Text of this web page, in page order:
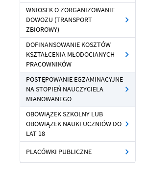
WNIOSEK O ZORGANIZOWANIE
DOWOZU (TRANSPORT
ZBIOROWY)
DOFINANSOWANIE KOSZTÓW
KSZTAŁCENIA MŁODOCIANYCH
PRACOWNIKÓW
POSTĘPOWANIE EGZAMINACYJNE
NA STOPIEŃ NAUCZYCIELA
MIANOWANEGO
OBOWIĄZEK SZKOLNY LUB
OBOWIĄZEK NAUKI UCZNIÓW DO
LAT 18
PLACÓWKI PUBLICZNE